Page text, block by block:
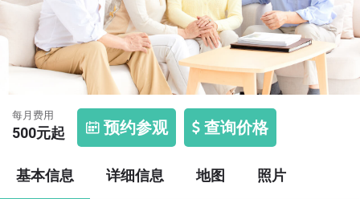
东西湖夕阳红老年公寓
每月费用
500元起 预约参观 查询价格
基本信息 详细信息 地图 照片